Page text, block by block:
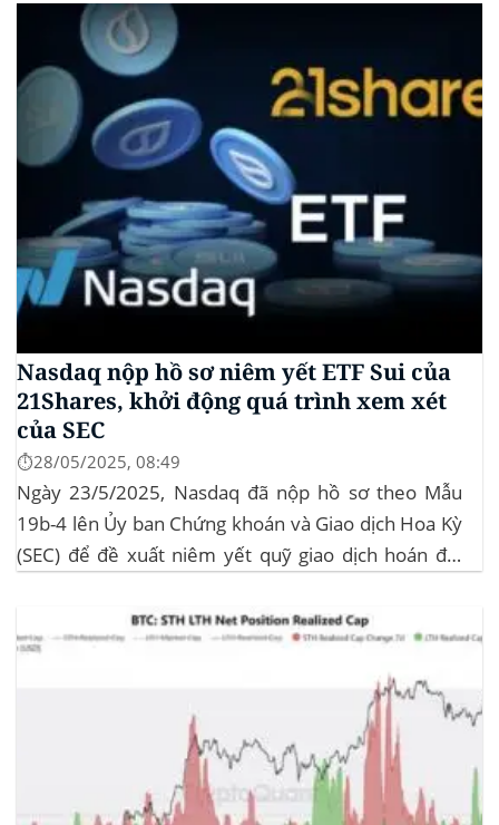
tập thể do Burwick Law đại diện, cáo buộc các công
Nasdaq nộp hồ sơ niêm yết ETF Sui của
21Shares, khởi động quá trình xem xét
của SEC
⏱️28/05/2025, 08:49
Ngày 23/5/2025, Nasdaq đã nộp hồ sơ theo Mẫu
19b-4 lên Ủy ban Chứng khoán và Giao dịch Hoa Kỳ
(SEC) để đề xuất niêm yết quỹ giao dịch hoán đổi
trình xem xét chính thức của SEC đối với...